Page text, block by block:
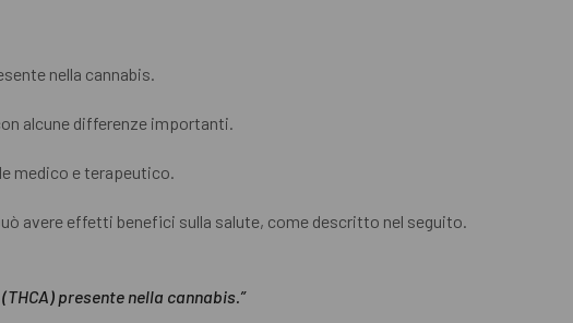
nella cannabis.
alcune differenze importanti.
medico e terapeutico.
avere effetti benefici sulla salute, come descritto nel seguito.
presente nella cannabis.”